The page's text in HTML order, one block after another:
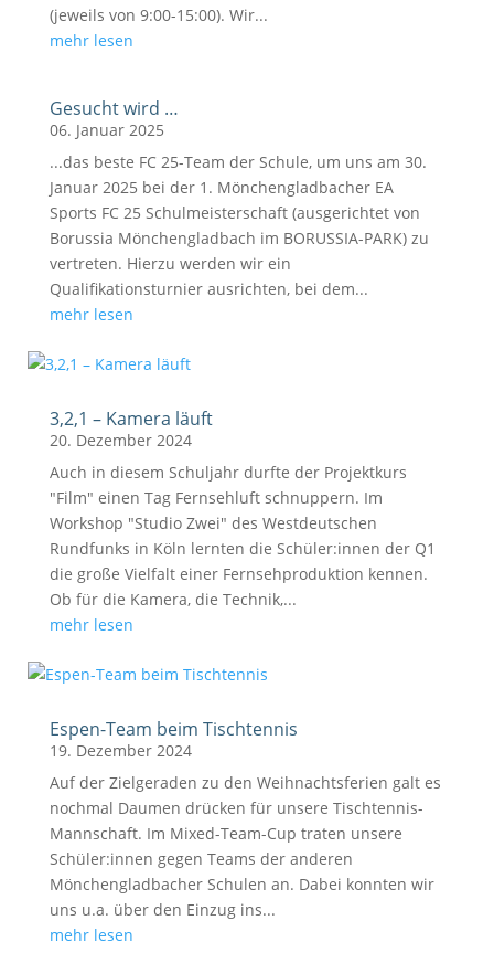
(jeweils von 9:00-15:00). Wir...
mehr lesen
Gesucht wird …
06. Januar 2025
...das beste FC 25-Team der Schule, um uns am 30.
Januar 2025 bei der 1. Mönchengladbacher EA
Sports FC 25 Schulmeisterschaft (ausgerichtet von
Borussia Mönchengladbach im BORUSSIA-PARK) zu
vertreten. Hierzu werden wir ein
Qualifikationsturnier ausrichten, bei dem...
mehr lesen
3,2,1 – Kamera läuft
20. Dezember 2024
Auch in diesem Schuljahr durfte der Projektkurs
"Film" einen Tag Fernsehluft schnuppern. Im
Workshop "Studio Zwei" des Westdeutschen
Rundfunks in Köln lernten die Schüler:innen der Q1
die große Vielfalt einer Fernsehproduktion kennen.
Ob für die Kamera, die Technik,...
mehr lesen
Espen-Team beim Tischtennis
19. Dezember 2024
Auf der Zielgeraden zu den Weihnachtsferien galt es
nochmal Daumen drücken für unsere Tischtennis-
Mannschaft. Im Mixed-Team-Cup traten unsere
Schüler:innen gegen Teams der anderen
Mönchengladbacher Schulen an. Dabei konnten wir
uns u.a. über den Einzug ins...
mehr lesen